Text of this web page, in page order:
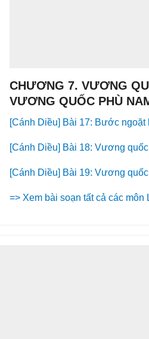
CHƯƠNG 7. VƯƠNG
VƯƠNG QUỐC PHÙ
[Cánh Diều] Bài 17: Bước ngoặt
[Cánh Diều] Bài 18: Vương
[Cánh Diều] Bài 19: Vương
=> Xem bài soạn tất cả các môn